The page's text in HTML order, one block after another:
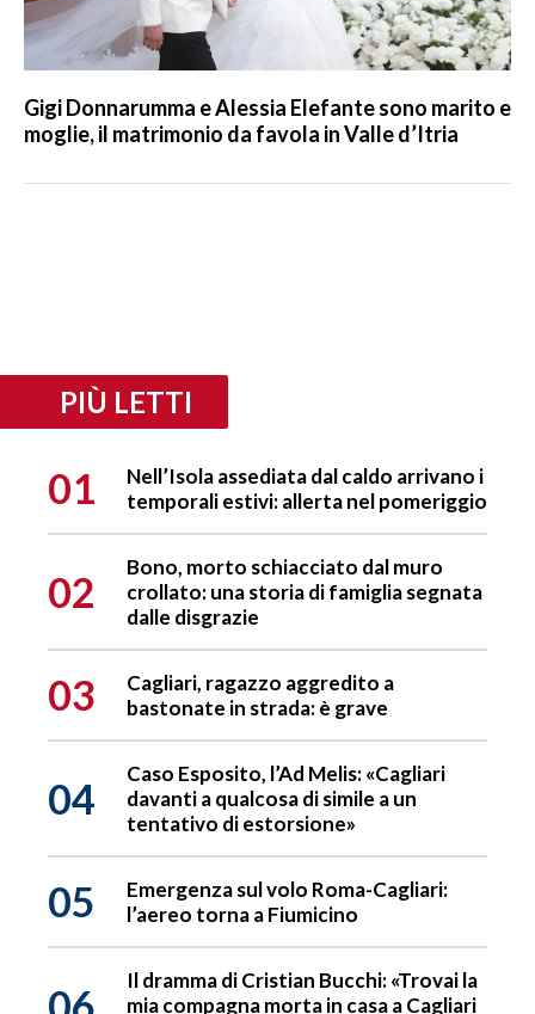
Gigi Donnarumma e Alessia Elefante sono marito e
moglie, il matrimonio da favola in Valle d’Itria
PIÙ LETTI
01
Nell’Isola assediata dal caldo arrivano i
temporali estivi: allerta nel pomeriggio
02
Bono, morto schiacciato dal muro
crollato: una storia di famiglia segnata
dalle disgrazie
03
Cagliari, ragazzo aggredito a
bastonate in strada: è grave
04
Caso Esposito, l’Ad Melis: «Cagliari
davanti a qualcosa di simile a un
tentativo di estorsione»
05
Emergenza sul volo Roma-Cagliari:
l’aereo torna a Fiumicino
Il dramma di Cristian Bucchi: «Trovai la
mia compagna morta in casa a Cagliari